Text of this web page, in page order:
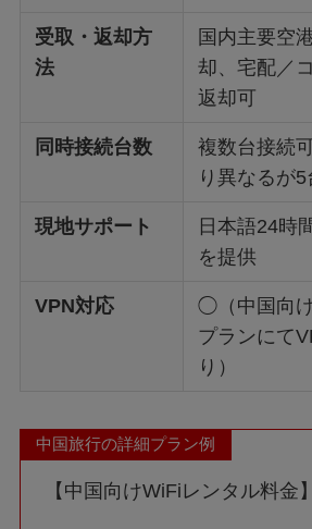
受取・返却方
法
国内主要空
却、宅配／
返却可
同時接続台数
複数台接続
り異なるが5
現地サポート
日本語24時
を提供
VPN対応
◯（中国向け
プランにて
り）
中国旅行の詳細プラン例
【中国向けWiFiレンタル料金】